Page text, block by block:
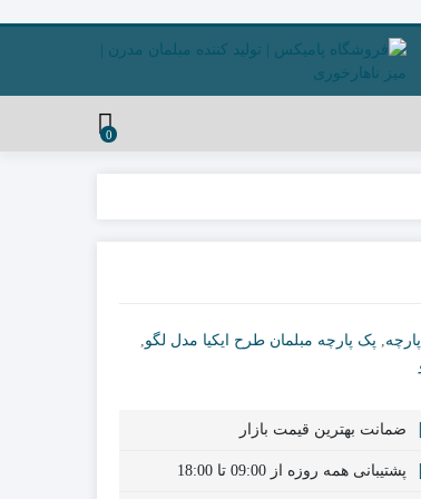
0
پارچه, پک پارچه مبلمان طرح ایکیا مدل لگو,
ضمانت بهترین قیمت بازار
پشتیبانی همه روزه از 09:00 تا 18:00